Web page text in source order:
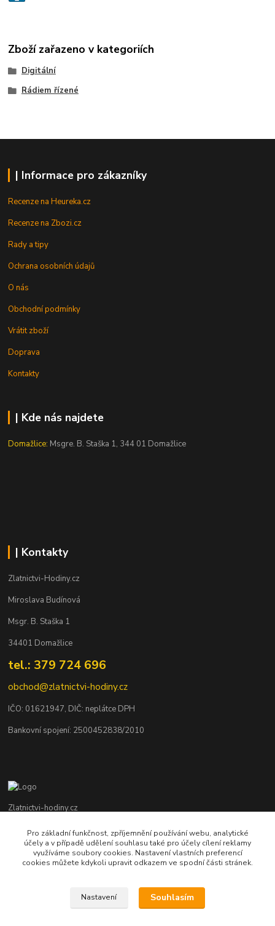
Zboží zařazeno v kategoriích
Digitální
Rádiem řízené
| Informace pro zákazníky
Recenze na Heureka.cz
Recenze na Zbozi.cz
Rady a tipy
Ochrana osobních údajů
O nás
Obchodní podmínky
Vrátit zboží
Doprava
Kontakty
| Kde nás najdete
Domažlice: Msgre. B. Staška 1, 344 01 Domažlice
| Kontakty
Zlatnictvi-Hodiny.cz
Miroslava Budínová
Msgr. B. Staška 1
34401 Domažlice
tel.: 379 724 696
obchod@zlatnictvi-hodiny.cz
IČO: 01621947, DIČ: neplátce DPH
Bankovní spojení: 2500452838/2010
Zlatnictvi-hodiny.cz
+420 379 492 545
Po - Pá: 9,00 - 17,00 hod., So: 9,00 - 11,30 hod.
Pro základní funkčnost, zpříjemnění používání webu, analytické
účely a v případě udělení souhlasu také pro účely cílení reklamy
využíváme soubory cookies. Nastavení vlastních preferencí
cookies můžete kdykoli upravit odkazem ve spodní části stránek.
Nastavení Souhlasím